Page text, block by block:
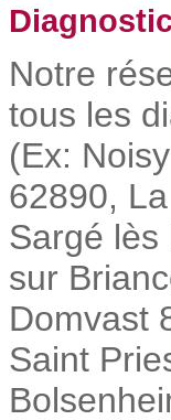
Notre
tous les
(Ex:
62890,
Sargé lès
sur
Domvast
Saint